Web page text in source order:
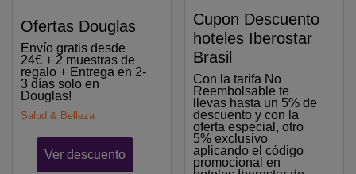
Ofertas Douglas
Envío gratis desde
24€ + 2 muestras de
regalo + Entrega en 2-
3 días solo en
Douglas!
Salud & Belleza
Ver descuento
Cupon Descuento
hoteles Iberostar
Brasil
Con la tarifa No
Reembolsable te
llevas hasta un 5% de
descuento y con la
oferta especial, otro
5% exclusivo
aplicando el código
promocional en